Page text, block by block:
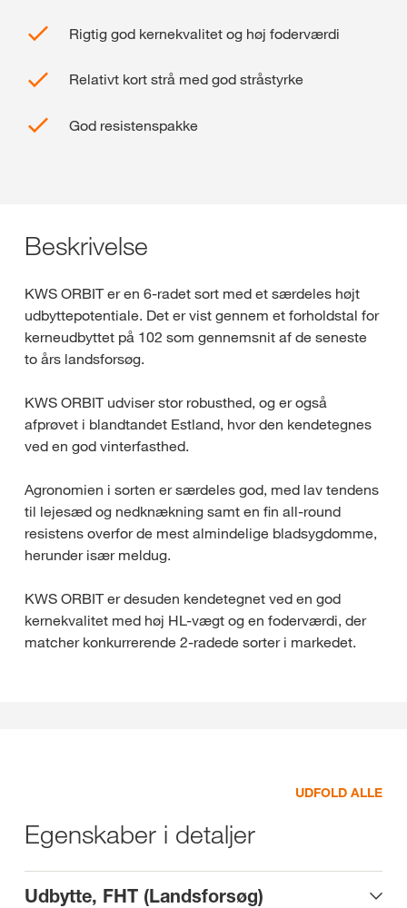
Rigtig god kernekvalitet og høj foderværdi
Relativt kort strå med god stråstyrke
God resistenspakke
Beskrivelse
KWS ORBIT er en 6-radet sort med et særdeles højt
udbyttepotentiale. Det er vist gennem et forholdstal for
kerneudbyttet på 102 som gennemsnit af de seneste
to års landsforsøg.
KWS ORBIT udviser stor robusthed, og er også
afprøvet i blandtandet Estland, hvor den kendetegnes
ved en god vinterfasthed.
Agronomien i sorten er særdeles god, med lav tendens
til lejesæd og nedknækning samt en fin all-round
resistens overfor de mest almindelige bladsygdomme,
herunder især meldug.
KWS ORBIT er desuden kendetegnet ved en god
kernekvalitet med høj HL-vægt og en foderværdi, der
matcher konkurrerende 2-radede sorter i markedet.
UDFOLD ALLE
Egenskaber i detaljer
Udbytte, FHT (Landsforsøg)